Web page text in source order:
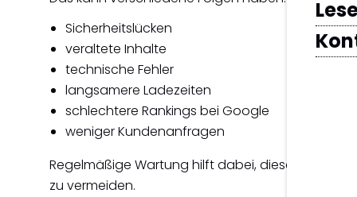
Sicherheitslücken
veraltete Inhalte
technische Fehler
langsamere Ladezeiten
schlechtere Rankings bei Google
weniger Kundenanfragen
Regelmäßige Wartung hilft dabei, diese Probleme
zu vermeiden.